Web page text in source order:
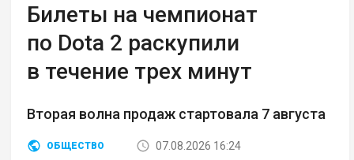
Билеты на чемпионат
по Dota 2 раскупили
в течение трех минут
Вторая волна продаж стартовала 7 августа
ОБЩЕСТВО
07.08.2026 16:24